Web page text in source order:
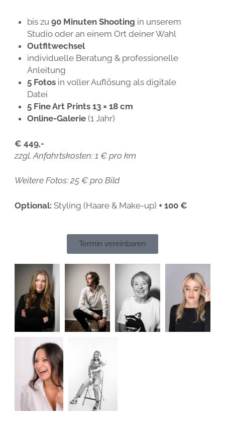
bis zu90 Minuten Shooting in unserem
Studio oder an einem Ort deiner Wahl
Outfitwechsel
individuelle Beratung & professionelle
Anleitung
5 Fotos in voller Auflösung als digitale
Datei
5 Fine Art Prints 13 × 18 cm
Online-Galerie (1 Jahr)
€ 449,-
zzgl. Anfahrtskosten: 1 € pro km
Weitere Fotos: 25 € pro Bild
Optional: Styling (Haare & Make-up) + 100 €
Termin vereinbaren